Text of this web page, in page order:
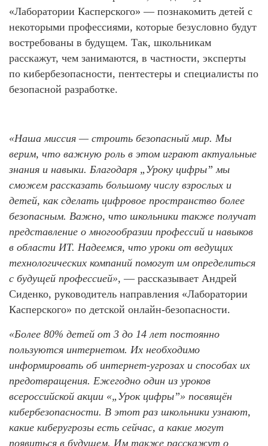
«Лаборатории Касперского» — познакомить детей с
некоторыми профессиями, которые безусловно будут
востребованы в будущем. Так, школьникам
расскажут, чем занимаются, в частности, эксперты
по кибербезопасности, пентестеры и специалисты по
безопасной разработке.
«Наша миссия — строить безопасный мир. Мы
верим, что важную роль в этом играют актуальные
знания и навыки. Благодаря „Уроку цифры” мы
сможем рассказать большому числу взрослых и
детей, как сделать цифровое пространство более
безопасным. Важно, что школьники также получат
представление о многообразии профессий и навыков
в области ИТ. Надеемся, что уроки от ведущих
технологических компаний помогут им определиться
с будущей профессией», — рассказывает Андрей
Сиденко, руководитель направления «Лаборатории
Касперского» по детской онлайн-безопасности.
«Более 80% детей от 3 до 14 лет постоянно
пользуются интернетом. Их необходимо
информировать об интернет-угрозах и способах их
предотвращения. Ежегодно один из уроков
всероссийской акции «„Урок цифры”» посвящён
кибербезопасности. В этот раз школьники узнают,
какие киберугрозы есть сейчас, а какие могут
появиться в будущем. Им также расскажут о